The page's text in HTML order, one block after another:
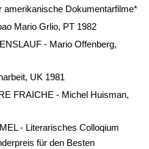
amerikanische Dokumentarfilme*
Mario Grlio, PT 1982
- Mario Offenberg,
UK 1981
FRAICHE - Michel Huisman,
- Literarisches Colloqium
für den Besten